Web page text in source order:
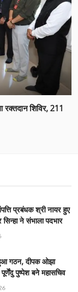
शिविर, 211
प्रबंधक श्री नायर हुए
सिन्हा ने संभाला पदभार
गठन, दीपक ओझा
पुष्पेश बने महासचिव